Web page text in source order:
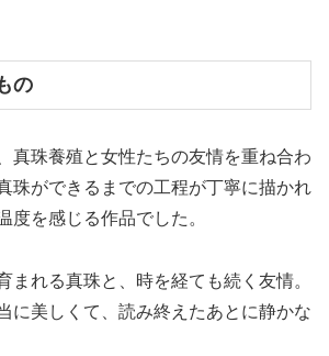
の
真珠養殖と女性たちの友情を重ね合わ
珠ができるまでの工程が丁寧に描かれ
度を感じる作品でした。
まれる真珠と、時を経ても続く友情。
に美しくて、読み終えたあとに静かな